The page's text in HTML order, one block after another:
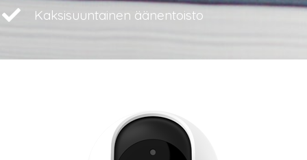
Kaksisuuntainen äänentoisto